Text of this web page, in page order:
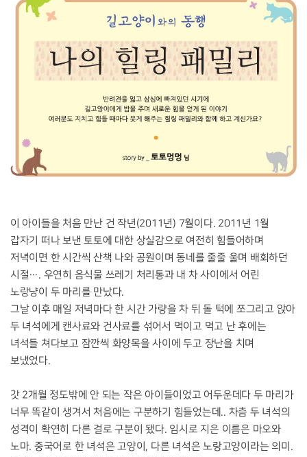
이 아이들을 처음 만난 건 작년(2011년) 7월이다. 2011년 1월
갑자기 떠나 보낸 토토에 대한 상실감으로 여전히 힘들어하며
저녁이면 한 시간씩 산책 나와 공원이며 동네를 줄줄 울며 배회하던
시절…. 우연히 음식물 쓰레기 처리통과 내 차 사이에서 어린
노랑냥이 두 마리를 만났다.
그날 이후 매일 저녁마다 한 시간 가량을 차 뒤 돌 턱에 쪼그리고 앉아
두 녀석에게 캔사료와 건사료를 섞어서 먹이고 먹고 난 후에는
녀석들 쳐다보고 잠깐씩 화양목을 사이에 두고 장난을 치며
보냈었다.
갓 2개월 정도밖에 안 되는 작은 아이들이었고 어두운데다 두 마리가
너무 똑같이 생겨서 처음에는 구분하기 힘들었는데.. 차츰 두 녀석의
성격이 확연히 다른 걸로 구분이 됐다. 임시로 지은 이름은 마오와
노마. 중국어로 한 녀석은 고양이, 다른 녀석은 노랑고양이라는 의미.